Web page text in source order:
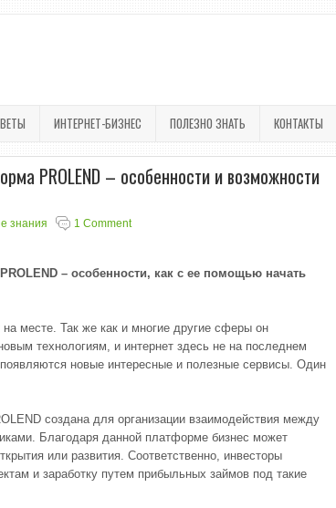
ИНТЕРНЕТ-БИЗНЕС ПОЛЕЗНО ЗНАТЬ КОНТАКТЫ
PROLEND – особенности и возможности
знания 1 Comment
– особенности, как с ее помощью начать
на месте. Так же как и многие другие сферы он
технологиям, и интернет здесь не на последнем
новые интересные и полезные сервисы. Один
создана для организации взаимодействия между
Благодаря данной платформе бизнес может
или развития. Соответственно, инвесторы
и заработку путем прибыльных займов под такие